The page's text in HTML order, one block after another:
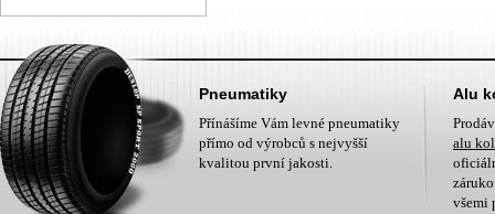
Pneumatiky
Přínášíme Vám levné pneumatiky
přímo od výrobců s nejvyšší
kvalitou první jakosti.
Alu
alu
všemi